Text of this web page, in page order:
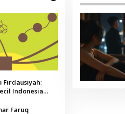
Firdausiyah:
Indonesia
Jauh, Narasi
Faruq